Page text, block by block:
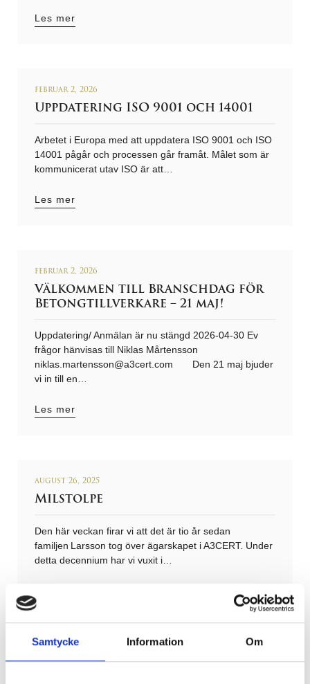
Samtycke Information Om
Les mer
februar 2, 2026
Uppdatering ISO 9001 och 14001
Arbetet i Europa med att uppdatera ISO 9001 och ISO
14001 pågår och processen går framåt. Målet som är
kommunicerat utav ISO är att…
Les mer
februar 2, 2026
Välkommen till Branschdag för
Betongtillverkare – 21 maj!
Uppdatering/ Anmälan är nu stängd 2026-04-30 Ev
frågor hänvisas till Niklas Mårtensson
niklas.martensson@a3cert.com Den 21 maj bjuder
vi in till en…
Les mer
august 26, 2025
Milstolpe
Den här veckan firar vi att det är tio år sedan
familjen Larsson tog över ägarskapet i A3CERT. Under
detta decennium har vi vuxit i…
august 11, 2025